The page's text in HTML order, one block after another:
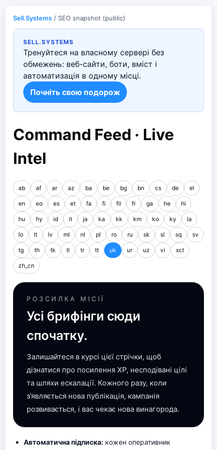
Sell.Systems / SEO snapshot (public)
SELL.SYSTEMS
Тренуйтеся на власному сервері без
обмежень: веб-сайти, боти, вміст і
автоматизація в одному місці.
Почніть свою подорож
Command Feed · Live
Intel
ab af ar az ba be bg bn cs de el
en eo es et fa fi fil fr ga he hi
hu hy id it ja ka kk km ko ky la
lo lt lv ml nl pl ro ru sk sl sq sv
tg th tk tl tr tt uk ur uz vi xct
zh_cn
РОЗСИЛКА МІСІЇ
Усі брифінги сюди
спочатку.
Залишайтеся в курсі цієї стрічки, щоб
дізнатися про посилення XP, несподівані цілі
та шляхи ескалації. Кожного разу, коли
з’являється нова публікація, кампанія
розвивається, і вас чекає нова винагорода.
Автоматична підписка: кожен оперативник